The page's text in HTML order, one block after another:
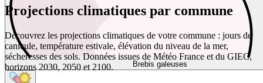
Brebis galeuses
Projections climatiques par commune
Découvrez les projections climatiques de votre commune : jours de
canicule, température estivale, élévation du niveau de la mer,
sécheresses des sols. Données issues de Météo France et du GIEC,
horizons 2030, 2050 et 2100.